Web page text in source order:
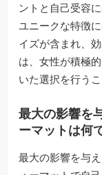
ントと自己受容
ユニークな特徴
イズが含まれ、
は、女性が積極
いた選択を行う
最大の影響を
ーマットは何
最大の影響を与